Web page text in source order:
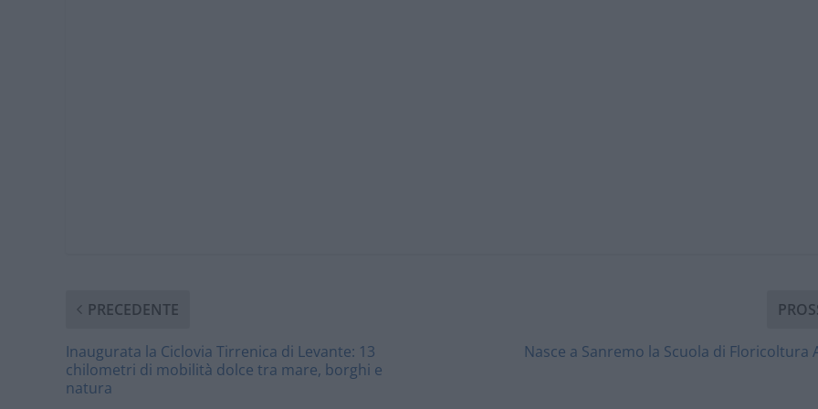
PRECEDENTE
Inaugurata la Ciclovia Tirrenica di Levante: 13
chilometri di mobilità dolce tra mare, borghi e
natura
Nasce a Sanremo la Scuola di Floricoltura